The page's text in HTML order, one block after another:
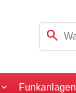
search
Funkanlagen